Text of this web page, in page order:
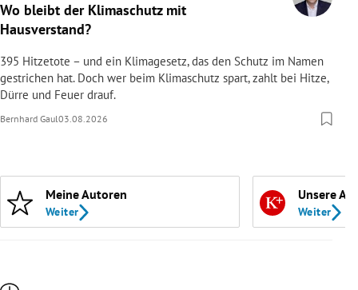
Wo bleibt der Klimaschutz mit
Hausverstand?
395 Hitzetote – und ein Klimagesetz, das den Schutz im Namen
gestrichen hat. Doch wer beim Klimaschutz spart, zahlt bei Hitze,
Dürre und Feuer drauf.
Bernhard Gaul03.08.2026
Meine Autoren
Weiter
Unsere
Weiter